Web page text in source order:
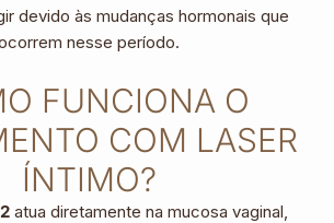
devido às mudanças hormonais que
nesse período.
FUNCIONA O
COM LASER
ÍNTIMO?
atua diretamente na mucosa vaginal,